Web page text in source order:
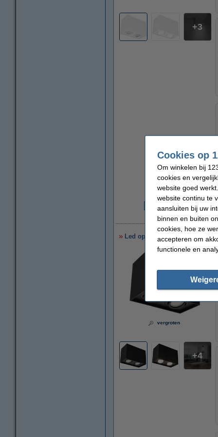
3
Led opbouwspot | Rechthoek
vergroten
4
Cookies op
Om winkelen bij
cookies en
website goed
website continu te
aansluiten bij uw
binnen en buiten
cookies, hoe ze
accepteren om
functionele en